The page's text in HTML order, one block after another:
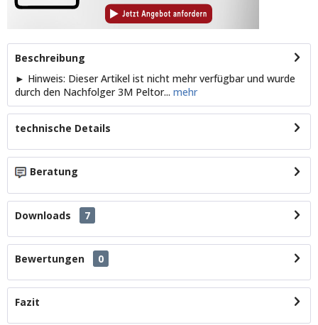
Beschreibung
► Hinweis: Dieser Artikel ist nicht mehr verfügbar und wurde
durch den Nachfolger 3M Peltor... mehr
technische Details
Beratung
Downloads 7
Bewertungen 0
Fazit